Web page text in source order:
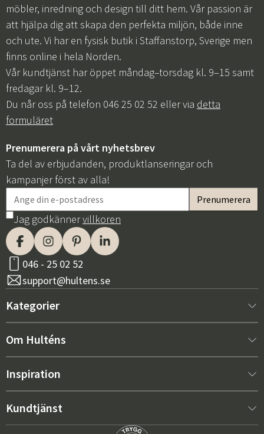
möbler, inredning och design till ditt hem. Vår passion är
att hjälpa dig att skapa den perfekta miljön, både inne
och ute. Vi har en fysisk butik i Staffanstorp, Sverige men
finns online i hela Norden.
Vår kundtjänst har öppet måndag–torsdag kl. 9–15 samt
fredagar kl. 9–12.
Du når oss på telefon 046 25 02 52 eller via detta
formuläret
Prenumerera på vårt nyhetsbrev
Ta del av erbjudanden, produktlanseringar och
kampanjer först av alla!
Jag godkännervillkoren
046 - 25 02 52
support@hultens.se
Kategorier
Nytt hos oss
Inredning
Utemöbler
Om Hulténs
Om Hulténs
Säljavdelning
Inspiration
Bästsäljare
Kundtjänst